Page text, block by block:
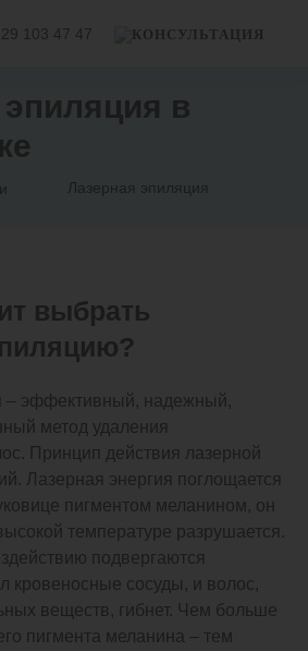
103 47 47
в
Лазерная эпиляция
выбрать
– эффективный, надежный,
метод удаления
Принцип действия лазерной
Лазерная энергия поглощается
пигментом меланином, он
температуре разрушается.
подвергаются
кровеносные сосуды, и волос,
веществ, гибнет. Чем больше
пигмента меланина – тем